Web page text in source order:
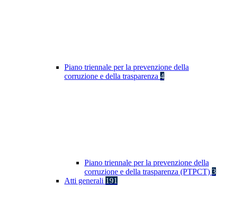
Piano triennale per la prevenzione della
corruzione e della trasparenza 4
Piano triennale per la prevenzione della
corruzione e della trasparenza (PTPCT) 3
Atti generali 191